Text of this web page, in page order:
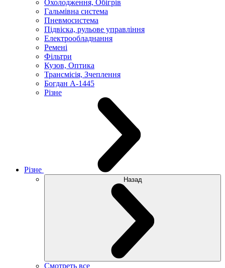
Охолодження, Обігрів
Гальмівна система
Пневмосистема
Підвіска, рульове управління
Електрообладнання
Ремені
Фільтри
Кузов, Оптика
Трансмісія, Зчеплення
Богдан А-1445
Різне
Різне
Назад
Смотреть все